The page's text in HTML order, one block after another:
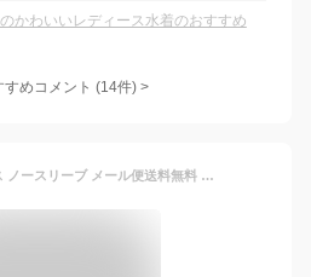
かわいいレディース水着のおすすめ
めコメント (14件) >
シルク レーヨン レース ノースリーブ メール便送料無料 可愛い インナー 重ね着 タンクトップ 黒 白 ベージュ ブラック ホワイト グレー ブラウン silk ニット レディース 一枚着用 シンプル オシャレ 肌に優しい 敏感肌 低刺激 快適 保湿 母の日【楽天月間優良ショップ】